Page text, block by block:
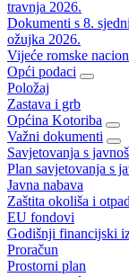
travnja 2026.
Dokumenti s 8.
ožujka 2026.
Vijeće romske
Opći podaci
Položaj
Zastava i grb
Općina Kotoriba
Važni dokumenti
Savjetovanja s
Plan savjetovanja s
Javna nabava
Zaštita okoliša i otpad
EU fondovi
Godišnji financijski
Proračun
Prostorni plan